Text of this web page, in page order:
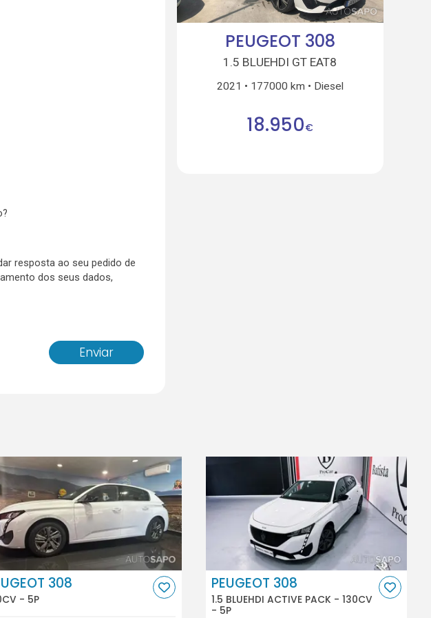
resposta ao seu pedido de
dos seus dados,
Enviar
PEUGEOT 308
1.5 BLUEHDI GT EAT8
2021 177000 km Diesel
18.950€
308
- 5P
PEUGEOT 308
1.5 BLUEHDI ACTIVE PACK - 130CV
- 5P